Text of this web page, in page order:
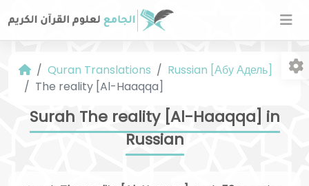
Quran Translations
Russian [Абу Адель]
The reality [Al-Haaqqa]
Surah The reality [Al-Haaqqa] in
Russian